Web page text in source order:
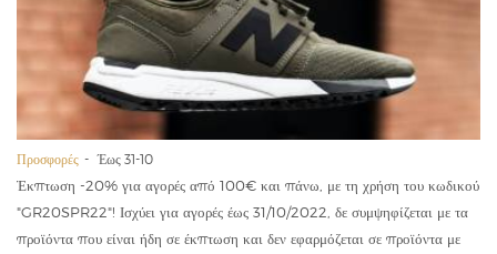
Προσφορές Έως 31-10
Έκπτωση -20% για αγορές από 100€ και πάνω, με τη χρήση του κωδικού
"GR20SPR22"! Ισχύει για αγορές έως 31/10/2022, δε συμψηφίζεται με τα
προϊόντα που είναι ήδη σε έκπτωση και δεν εφαρμόζεται σε προϊόντα με